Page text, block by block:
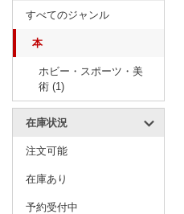
すべてのジャンル
本
ホビー・スポーツ・美
術 (1)
在庫状況
注文可能
在庫あり
予約受付中